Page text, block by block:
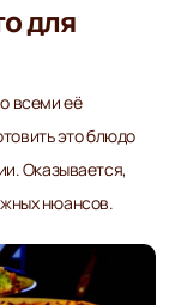
для
всеми её
это блюдо
Оказывается,
нюансов.